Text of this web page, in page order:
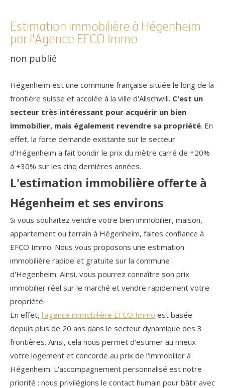
Estimation immobilière à Hégenheim
par l'Agence EFCO Immo
non publié
Hégenheim est une commune française située le long de la
frontière suisse et accolée à la ville d'Allschwill. C'est un
secteur très intéressant pour acquérir un bien
immobilier, mais également revendre sa propriété. En
effet, la forte demande existante sur le secteur
d'Hégenheim a fait bondir le prix du mètre carré de +20%
à +30% sur les cinq dernières années.
L'estimation immobilière offerte à
Hégenheim et ses environs
Si vous souhaitez vendre votre bien immobilier, maison,
appartement ou terrain à Hégenheim, faites confiance à
EFCO Immo. Nous vous proposons une estimation
immobilière rapide et gratuite sur la commune
d'Hegenheim. Ainsi, vous pourrez connaître son prix
immobilier réel sur le marché et vendre rapidement votre
propriété.
En effet, l'agence immobilière EFCO Immo est basée
depuis plus de 20 ans dans le secteur dynamique des 3
frontières. Ainsi, cela nous permet d'estimer au mieux
votre logement et concorde au prix de l'immobilier à
Hégenheim. L'accompagnement personnalisé est notre
priorité : nous privilégions le contact humain pour bâtir avec
AFFINER LES CRITÈRES
TERRASSE
FILTRER PAR
COUPS DE COEUR EXCLUSIVITÉS
NOUVEAUTÉS
RECHERCHER